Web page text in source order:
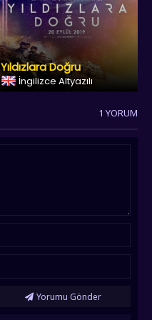
Yıldızlara Doğru
İngilizce Altyazılı
1 YORUM
Yorumu Gönder